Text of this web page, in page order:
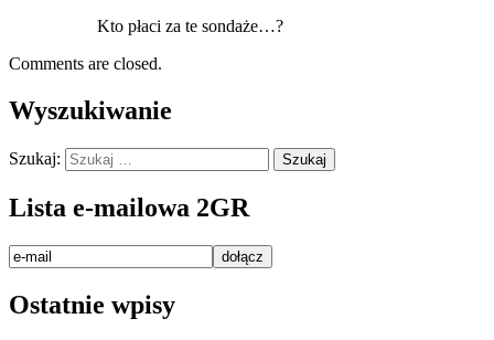
Kto płaci za te sondaże…?
Comments are closed.
Wyszukiwanie
Szukaj:
Lista e-mailowa 2GR
Ostatnie wpisy